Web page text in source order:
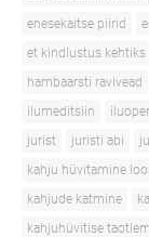
enesekaitse piirid
et kindlustus kehtiks
hambaarsti ravivead
ilumeditsiin
jurist
juristi abi
kahju hüvitamine
kahjude katmine
kahjuhüvitise